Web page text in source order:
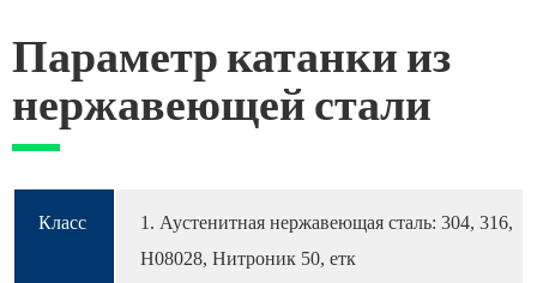
Параметр катанки из
нержавеющей стали
Класс
1. Аустенитная нержавеющая сталь: 304, 316,
Н08028, Нитроник 50, етк